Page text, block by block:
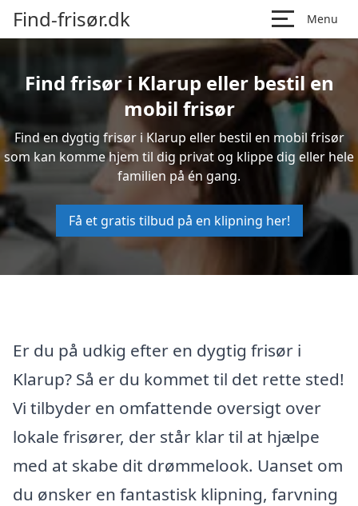
Find-frisør.dk Menu
Find frisør i Klarup eller bestil en
mobil frisør
Find en dygtig frisør i Klarup eller bestil en mobil frisør
som kan komme hjem til dig privat og klippe dig eller hele
familien på én gang.
Få et gratis tilbud på en klipning her!
Er du på udkig efter en dygtig frisør i
Klarup? Så er du kommet til det rette sted!
Vi tilbyder en omfattende oversigt over
lokale frisører, der står klar til at hjælpe
med at skabe dit drømmelook. Uanset om
du ønsker en fantastisk klipning, farvning